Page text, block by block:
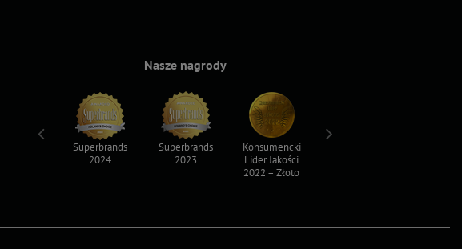
Nasze nagrody
Superbrands
2024
Superbrands
2023
Konsumencki
Lider Jakości
2022 – Złoto